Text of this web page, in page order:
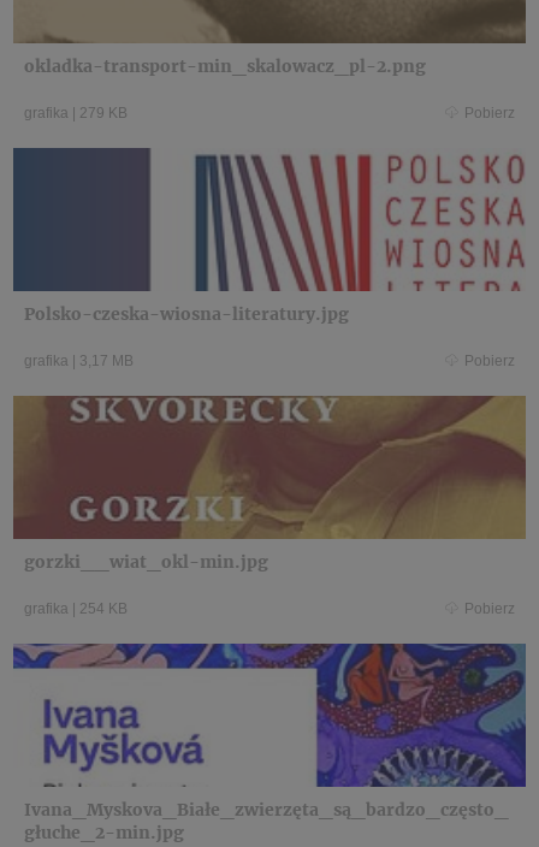
okladka-transport-min_skalowacz_pl-2.png
grafika 279 KB Pobierz
Polsko-czeska-wiosna-literatury.jpg
grafika 3,17 MB Pobierz
gorzki__wiat_okl-min.jpg
grafika 254 KB Pobierz
Ivana_Myskova_Białe_zwierzęta_są_bardzo_często_
głuche_2-min.jpg